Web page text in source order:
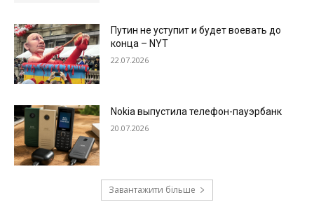
Путин не уступит и будет воевать до
конца – NYT
22.07.2026
Nokia выпустила телефон-пауэрбанк
20.07.2026
Завантажити більше